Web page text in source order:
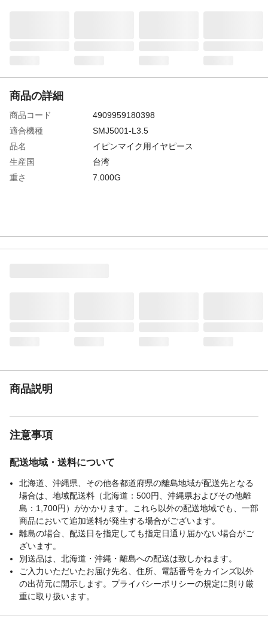
商品の詳細
商品コード
4909959180398
適合機種
SMJ5001-L3.5
品名
イピンマイク用イヤピース
生産国
台湾
重さ
7.000G
商品説明
注意事項
配送地域・送料について
北海道、沖縄県、その他各都道府県の離島地域が配送先となる
場合は、地域配送料（北海道：500円、沖縄県およびその他離
島：1,700円）がかかります。これら以外の配送地域でも、一部
商品において追加送料が発生する場合がございます。
離島の場合、配送日を指定しても指定日通り届かない場合がご
ざいます。
別送品は、北海道・沖縄・離島への配送は致しかねます。
ご入力いただいたお届け先名、住所、電話番号をカインズ以外
の出荷元に開示します。プライバシーポリシーの規定に則り厳
重に取り扱います。